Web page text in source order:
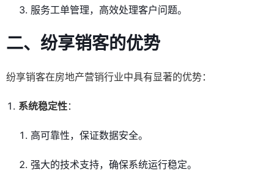
服务工单管理，高效处理客户问题。
二、纷享销客的优势
纷享销客在房地产营销行业中具有显著的优势：
系统稳定性：
高可靠性，保证数据安全。
强大的技术支持，确保系统运行稳定。